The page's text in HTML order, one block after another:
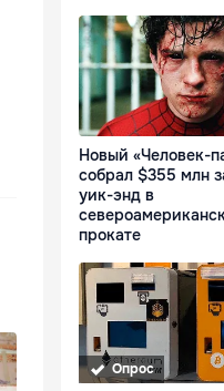
Новый «Человек-
собрал $355 млн
уик-энд в
прокате
Опрос